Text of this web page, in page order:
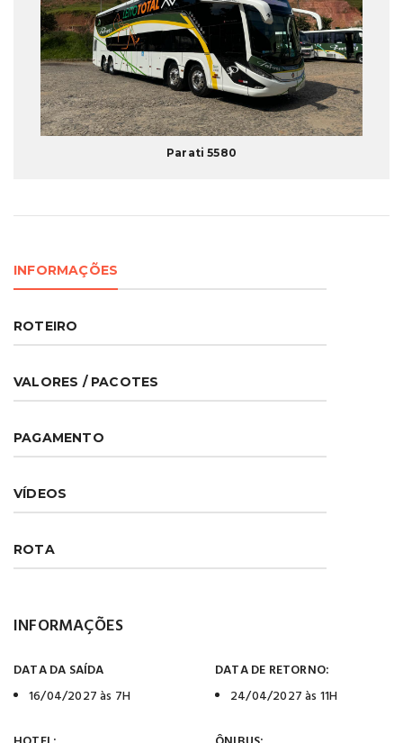
Parati 5580
INFORMAÇÕES
ROTEIRO
VALORES / PACOTES
PAGAMENTO
VÍDEOS
ROTA
INFORMAÇÕES
DATA DA SAÍDA
16/04/2027 às 7H
DATA DE RETORNO:
24/04/2027 às 11H